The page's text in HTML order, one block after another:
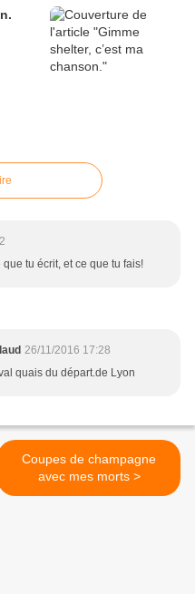
tu écrit, et ce que tu fais!
26/11/2016 17:28
quais du départ.de Lyon
Coupes de champagne
avec mes morts >